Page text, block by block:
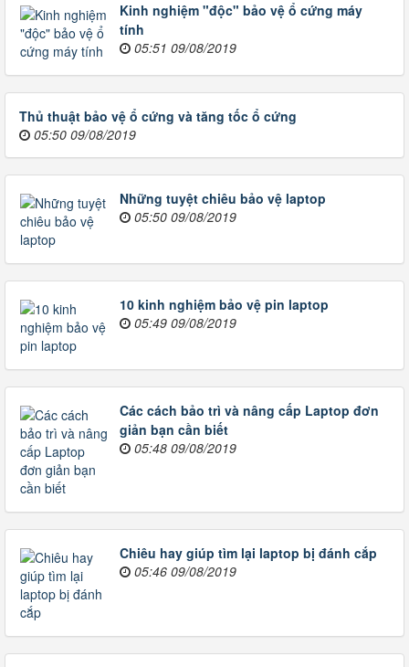
Kinh nghiệm "độc" bảo vệ ổ cứng máy
tính
05:51 09/08/2019
Thủ thuật bảo vệ ổ cứng và tăng tốc ổ cứng
05:50 09/08/2019
Những tuyệt chiêu bảo vệ laptop
05:50 09/08/2019
10 kinh nghiệm bảo vệ pin laptop
05:49 09/08/2019
Các cách bảo trì và nâng cấp Laptop đơn
giản bạn cần biết
05:48 09/08/2019
Chiêu hay giúp tìm lại laptop bị đánh cắp
05:46 09/08/2019